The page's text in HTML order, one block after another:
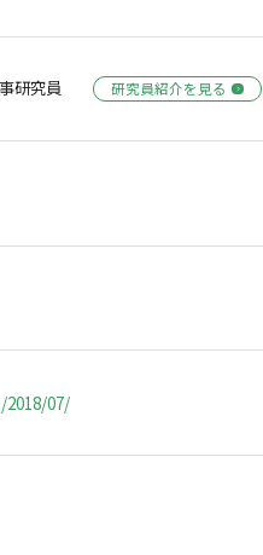
研究員 研究員紹介を見る
07/